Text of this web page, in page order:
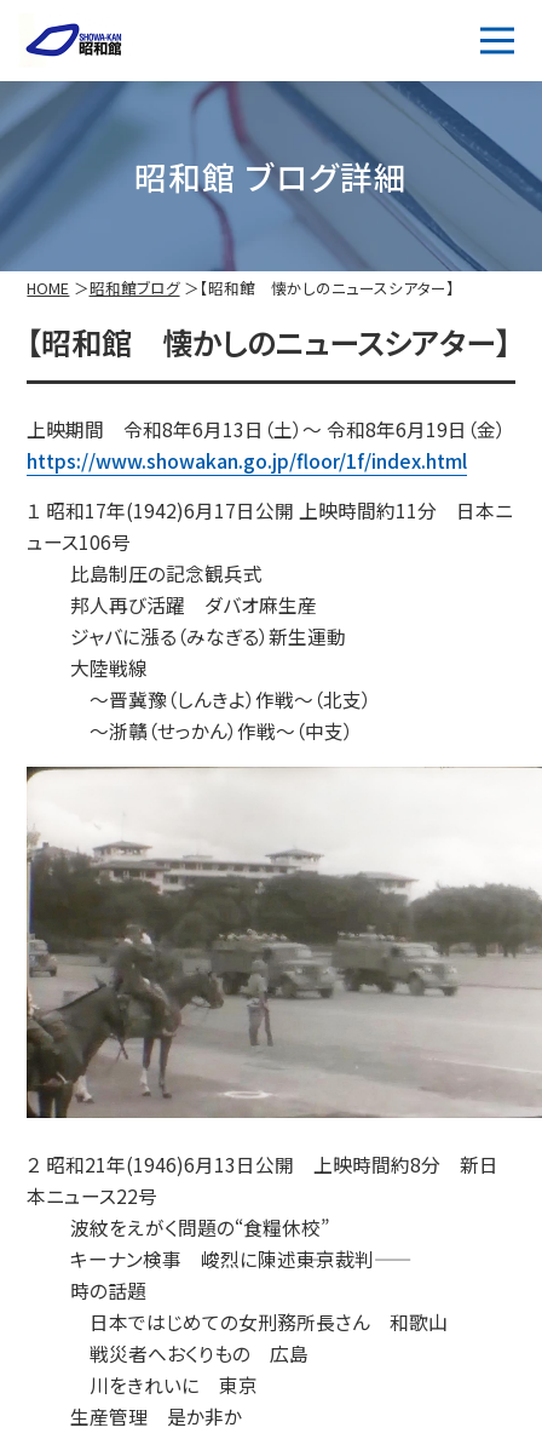
昭和館 ブログ詳細
HOME 昭和館ブログ 【昭和館 懐かしのニュースシアター】
【昭和館 懐かしのニュースシアター】
上映期間 令和8年6月13日（土）～ 令和8年6月19日（金）
https://www.showakan.go.jp/floor/1f/index.html
１ 昭和17年(1942)6月17日公開 上映時間約11分 日本ニ
ュース106号
比島制圧の記念観兵式
邦人再び活躍 ダバオ麻生産
ジャバに漲る（みなぎる）新生運動
大陸戦線
～晋冀豫（しんきよ）作戦～（北支）
～浙贛（せっかん）作戦～（中支）
２ 昭和21年(1946)6月13日公開 上映時間約8分 新日
本ニュース22号
波紋をえがく問題の“食糧休校”
キーナン検事 峻烈に陳述――東京裁判――
時の話題
日本ではじめての女刑務所長さん 和歌山
戦災者へおくりもの 広島
川をきれいに 東京
生産管理 是か非か